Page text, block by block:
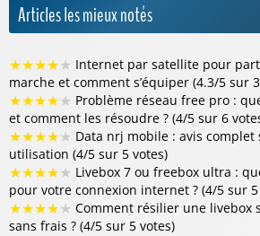
Articles les mieux notés
★★★★★ Internet par satellite pour
marche et comment s’équiper (4.3/5 sur
★★★★★ Problème réseau free pro :
et comment les résoudre ? (4/5 sur 6
★★★★★ Data nrj mobile : avis
utilisation (4/5 sur 5 votes)
★★★★★ Livebox 7 ou freebox ultra :
pour votre connexion internet ? (4/5 sur 5
★★★★★ Comment résilier une livebox
sans frais ? (4/5 sur 5 votes)